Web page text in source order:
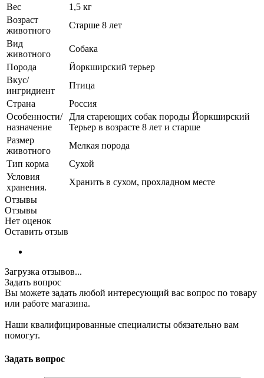
Вес
1,5 кг
Возраст
животного
Старше 8 лет
Вид
животного
Собака
Порода
Йоркширский терьер
Вкус/
ингридиент
Птица
Страна
Россия
Особенности/
назначение
Для стареющих собак породы Йоркширский
Терьер в возрасте 8 лет и старше
Размер
животного
Мелкая порода
Тип корма
Сухой
Условия
хранения.
Хранить в сухом, прохладном месте
Отзывы
Отзывы
Нет оценок
Оставить отзыв
Загрузка отзывов...
Задать вопрос
Вы можете задать любой интересующий вас вопрос по товару
или работе магазина.
Наши квалифицированные специалисты обязательно вам
помогут.
Задать вопрос